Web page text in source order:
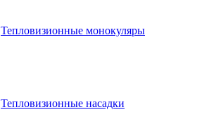
Тепловизионные монокуляры
Тепловизионные насадки